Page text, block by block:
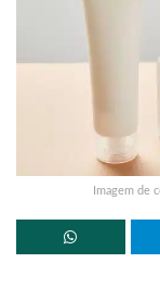
Imagem de